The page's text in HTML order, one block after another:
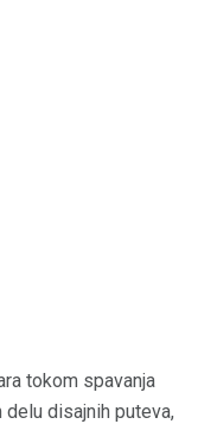
tokom spavanja
disajnih puteva,